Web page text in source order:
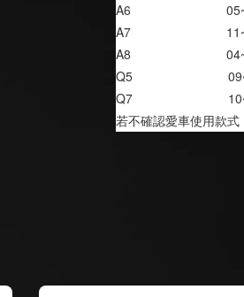
A6
A7
A8
Q5
Q7
若不確認愛車使用款